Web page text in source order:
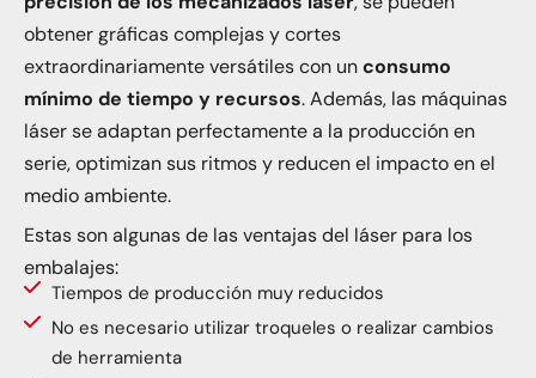
obtener gráficas complejas y cortes
extraordinariamente versátiles con unconsumo
mínimo de tiempo y recursos. Además, las máquinas
láser se adaptan perfectamente a la producción en
serie, optimizan sus ritmos y reducen el impacto en el
medio ambiente.
Estas son algunas de las ventajas del láser para los
embalajes:
Tiempos de producción muy reducidos
No es necesario utilizar troqueles o realizar cambios
de herramienta